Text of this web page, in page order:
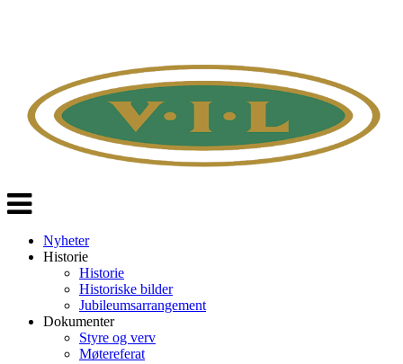
Veksle
navigasjon
Nyheter
Historie
Historie
Historiske bilder
Jubileumsarrangement
Dokumenter
Styre og verv
Møtereferat